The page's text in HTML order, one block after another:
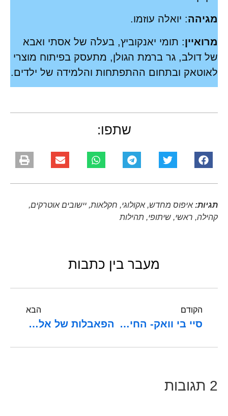
מגיהה: יואלה עוזמו.
מרואיין: תומי יאנקוביץ, בעלה של אסתי ואבא
של דולב, גר ברמת הגולן, מתעסק בפיתוח מוצרי
לאוטאק ובתחום ההתפתחות והלמידה של ילדים.
שתפו:
תגיות: איפוס מחדש,אקולוגי, חקלאות, יישובים אוטרקים,
קהילה, ראשי, שיתופי, תהילות
מעבר בין כתבות
הקודם
סיי בי וואק- החיסון הפגום
הבא
הפאבלות של אלהים
2 תגובות